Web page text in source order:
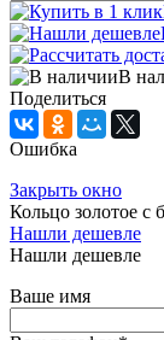
В
Поделиться
Ошибка
Закрыть окно
Кольцо золотое с
Нашли дешевле
Нашли дешевле
Ваше имя